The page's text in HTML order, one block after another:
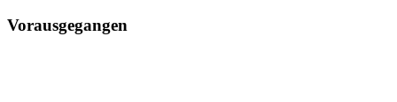
Vorausgegangen